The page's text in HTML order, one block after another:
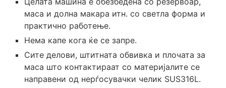
маса и долна макара итн. со светла форма и
практично работење.
Нема капе кога ќе се запре.
Сите делови, штитната обвивка и плочата за
маса што контактираат со материјалите се
направени од нерѓосувачки челик SUS316L.